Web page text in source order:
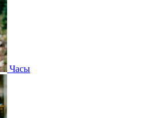
Часы